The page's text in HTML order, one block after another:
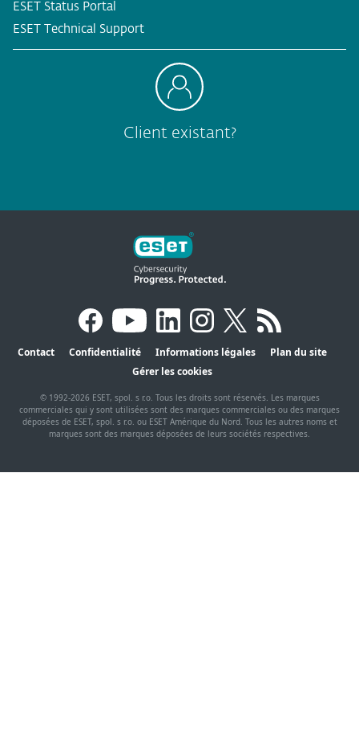
ESET Status Portal
ESET Technical Support
Client existant?
Contact Confidentialité Informations légales
Plan du site
Gérer les cookies
© 1992-2026 ESET, spol. s r.o. Tous les droits sont réservés. Les marques
commerciales qui y sont utilisées sont des marques commerciales ou des marques
déposées de ESET, spol. s r.o. ou ESET Amérique du Nord. Tous les autres noms et
marques sont des marques déposées de leurs sociétés respectives.